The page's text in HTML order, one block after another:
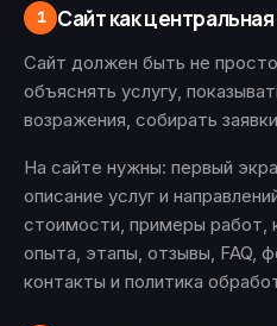
1 Сайт как
Сайт должен быть не
объяснять услугу,
возражения, собирать
На сайте нужны: первый
описание услуг и
стоимости, примеры работ,
опыта, этапы, отзывы, FAQ,
контакты и политика